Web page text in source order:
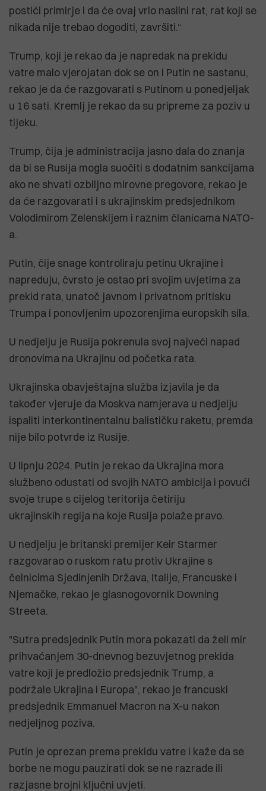
postići primirje i da će ovaj vrlo nasilni rat, rat koji se
nikada nije trebao dogoditi, završiti.“
Trump, koji je rekao da je napredak na prekidu
vatre malo vjerojatan dok se on i Putin ne sastanu,
rekao je da će razgovarati s Putinom u ponedjeljak
u 16 sati. Kremlj je rekao da su pripreme za poziv u
tijeku.
Trump, čija je administracija jasno dala do znanja
da bi se Rusija mogla suočiti s dodatnim sankcijama
ako ne shvati ozbiljno mirovne pregovore, rekao je
da će razgovarati i s ukrajinskim predsjednikom
Volodimirom Zelenskijem i raznim članicama NATO-
a.
Putin, čije snage kontroliraju petinu Ukrajine i
napreduju, čvrsto je ostao pri svojim uvjetima za
prekid rata, unatoč javnom i privatnom pritisku
Trumpa i ponovljenim upozorenjima europskih sila.
U nedjelju je Rusija pokrenula svoj najveći napad
dronovima na Ukrajinu od početka rata.
Ukrajinska obavještajna služba izjavila je da
također vjeruje da Moskva namjerava u nedjelju
ispaliti interkontinentalnu balističku raketu, premda
nije bilo potvrde iz Rusije.
U lipnju 2024. Putin je rekao da Ukrajina mora
službeno odustati od svojih NATO ambicija i povući
svoje trupe s cijelog teritorija četiriju
ukrajinskih regija na koje Rusija polaže pravo.
U nedjelju je britanski premijer Keir Starmer
razgovarao o ruskom ratu protiv Ukrajine s
čelnicima Sjedinjenih Država, Italije, Francuske i
Njemačke, rekao je glasnogovornik Downing
Streeta.
"Sutra predsjednik Putin mora pokazati da želi mir
prihvaćanjem 30-dnevnog bezuvjetnog prekida
vatre koji je predložio predsjednik Trump, a
podržale Ukrajina i Europa", rekao je francuski
predsjednik Emmanuel Macron na X-u nakon
nedjeljnog poziva.
Putin je oprezan prema prekidu vatre i kaže da se
borbe ne mogu pauzirati dok se ne razrade ili
razjasne brojni ključni uvjeti.